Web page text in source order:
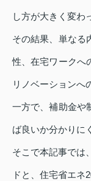
し方が大きく変わ
その結果、単なる
性、在宅ワークへ
リノベーションへ
一方で、補助金や
ば良いか分かりに
そこで本記事では
ドと、住宅省エネ